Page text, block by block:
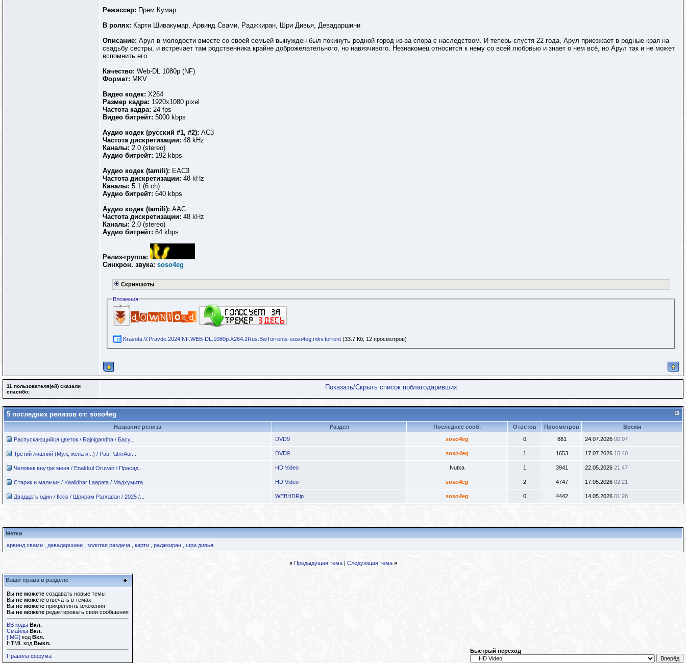
Режиссер: Прем Кумар
В ролях: Карти Шивакумар, Арвинд Свами, Раджкиран, Шри Дивья, Девадаршини
Описание: Арул в молодости вместе со своей семьей вынужден был покинуть родной город из-за спора с наследством. И теперь спустя 22 года, Арул приезжает в родные края на
свадьбу сестры, и встречает там родственника крайне доброжелательного, но навязчивого. Незнакомец относится к нему со всей любовью и знает о нем всё, но Арул так и не может
вспомнить его.
Качество: Web-DL 1080p (NF)
Формат: MKV
Видео кодек: X264
Размер кадра: 1920х1080 pixel
Частота кадра: 24 fps
Видео битрейт: 5000 kbps
Аудио кодек (русский #1, #2): АС3
Частота дискретизации: 48 kHz
Каналы: 2.0 (stereo)
Аудио битрейт: 192 kbps
Аудио кодек (tamili): EАС3
Частота дискретизации: 48 kHz
Каналы: 5.1 (6 ch)
Аудио битрейт: 640 kbps
Аудио кодек (tamili): AАС
Частота дискретизации: 48 kHz
Каналы: 2.0 (stereo)
Аудио битрейт: 64 kbps
Релиз-группа:
Синхрон. звука: soso4eg
Скриншоты
Вложения
Krasota.V.Pravde.2024.NF.WEB-DL.1080p.X264.2Rus.BwTorrents-soso4eg.mkv.torrent (33.7 Кб, 12 просмотров)
11 пользователя(ей) сказали
cпасибо:
Показать/Скрыть список поблагодаривших
5 последних релизов от: soso4eg
Название релиза Раздел Последнее сооб. Ответов Просмотров Время
Распускающийся цветок / Rajnigandha / Басу... DVD9 soso4eg 0 881 24.07.2026 00:07
Третий лишний (Муж, жена и...) / Pati Patni Aur... DVD9 soso4eg 1 1653 17.07.2026 15:40
Человек внутри меня / Enakkul Oruvan / Прасад... HD Video Nutka 1 3941 22.05.2026 21:47
Старик и мальчик / Kaalidhar Laapata / Мадхумита... HD Video soso4eg 2 4747 17.05.2026 02:21
Двадцать один / Ikkis / Шрирам Рагхаван / 2025 /... WEBHDRip soso4eg 0 4442 14.05.2026 01:28
Метки
арвинд свами
девадаршини золотая раздача карти раджкиран шри дивья
« Предыдущая тема| Следующая тема »
Ваши права в разделе
Вы не можете создавать новые темы
Вы не можете отвечать в темах
Вы не можете прикреплять вложения
Вы не можете редактировать свои сообщения
BB коды Вкл.
Смайлы Вкл.
[IMG] код Вкл.
HTML код Выкл.
Правила форума
Быстрый переход